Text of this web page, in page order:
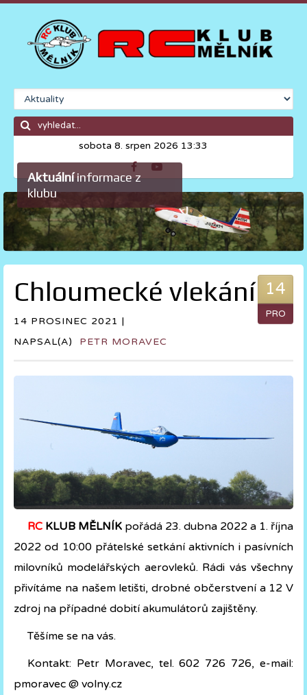
sobota 8. srpen 2026 13:33
Aktuálníinformace z
klubu
14
PRO
Chloumecké vlekání
14 PROSINEC 2021 |
NAPSAL(A) PETR MORAVEC
RC KLUB MĚLNÍK pořádá 23. dubna 2022 a 1. října
2022 od 10:00 přátelské setkání aktivních i pasívních
milovníků modelářských aerovleků. Rádi vás všechny
přivítáme na našem letišti, drobné občerstvení a 12 V
zdroj na případné dobití akumulátorů zajištěny.
Těšíme se na vás.
Kontakt: Petr Moravec, tel. 602 726 726, e-mail:
pmoravec @ volny.cz